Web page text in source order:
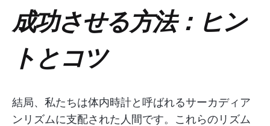
成功させる方法：ヒン
トとコツ
結局、私たちは体内時計と呼ばれるサーカディア
ンリズムに支配された人間です。これらのリズム